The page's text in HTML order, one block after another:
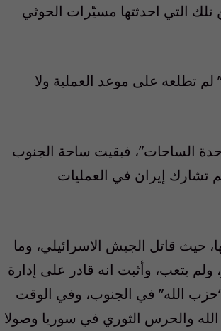
التي احدثتها مسيّرات الحوثي
لم تطلعه على موعد العملية ولا
الساحات”، فبقيت ساحة الجنوب
تشارك إيران في العمليات
حيث قاتل الجيش الاسرائيلي، وما
يتعب، وأثبت انه قادر على إدارة
حزب الله” في الجنوب، وفي الوقت
والحرس الثوري في سوريا وصولا